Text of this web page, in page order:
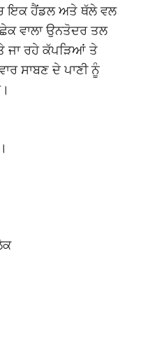
ਇਕ ਹੈਂਡਲ ਅਤੇ ਥੱਲੇ ਵਲ
ਵਾਲਾ ਉਨਤੋਦਰ ਤਲ
ਜਾ ਰਹੇ ਕੱਪੜਿਆਂ ਤੇ
ਸਾਬਣ ਦੇ ਪਾਣੀ ਨੂੰ